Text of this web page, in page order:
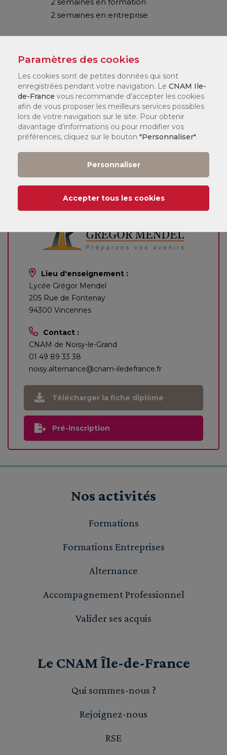
2 semaines en entreprise
Contact et Informations
Où suivre ma formation ?
Vincennes (94)
Lieu d'enseignement :
Lycée Grégor Mendel
205 Rue de Fontenay
94300 Vincennes
Contact :
CNAM de Noisy-le-Grand
01 49 89 33 38
noisy.alternance@cnam-iledefrance.fr
Télécharger la fiche diplôme
Pré-inscription
Nos activités
Formations
Formations Entreprises
Alternance
Accompagnement Professionnel
Valider ses acquis
Le CNAM Île-de-France
Qui sommes-nous ?
Rejoignez-nous
RSE
Paramètres des cookies
Les cookies sont de petites données qui sont
enregistrées pendant votre navigation. Le CNAM Ile-
de-France vous recommande d’accepter les cookies
afin de vous proposer les meilleurs services possibles
lors de votre navigation sur le site. Pour obtenir
davantage d’informations ou pour modifier vos
préférences, cliquez sur le bouton "Personnaliser".
Personnaliser
Accepter tous les cookies